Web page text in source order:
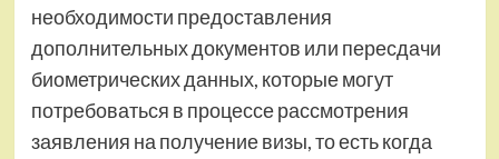
необходимости предоставления
дополнительных документов или пересдачи
биометрических данных, которые могут
потребоваться в процессе рассмотрения
заявления на получение визы, то есть когда